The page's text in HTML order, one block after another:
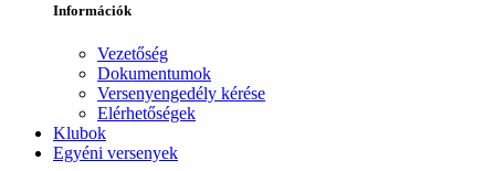
Információk
Vezetőség
Dokumentumok
Versenyengedély kérése
Elérhetőségek
Klubok
Egyéni versenyek